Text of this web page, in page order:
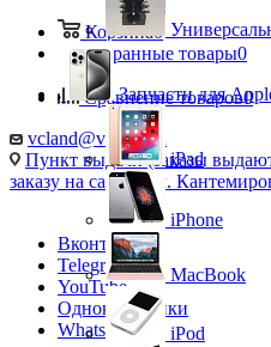
Корзина0
Избранные товары0
Сравнение товаров0
vcland@vcland.ru
Пункт выдачи (заказы
заказу на сайте), ул.
Вконтакте
Telegram
YouTube
Одноклассники
WhatsApp
Запчасти для
iPad
iPhone
MacBook
iPod